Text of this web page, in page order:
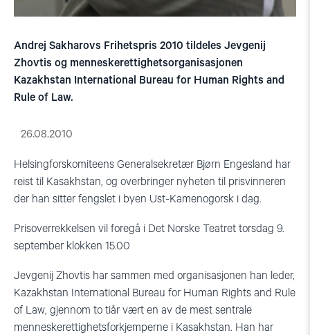
Andrej Sakharovs Frihetspris 2010 tildeles Jevgenij
Zhovtis og menneskerettighetsorganisasjonen
Kazakhstan International Bureau for Human Rights and
Rule of Law.
26.08.2010
Helsingforskomiteens Generalsekretær Bjørn Engesland har
reist til Kasakhstan, og overbringer nyheten til prisvinneren
der han sitter fengslet i byen Ust-Kamenogorsk i dag.
Prisoverrekkelsen vil foregå i Det Norske Teatret torsdag 9.
september klokken 15.00
Jevgenij Zhovtis har sammen med organisasjonen han leder,
Kazakhstan International Bureau for Human Rights and Rule
of Law, gjennom to tiår vært en av de mest sentrale
menneskerettighetsforkjemperne i Kasakhstan. Han har